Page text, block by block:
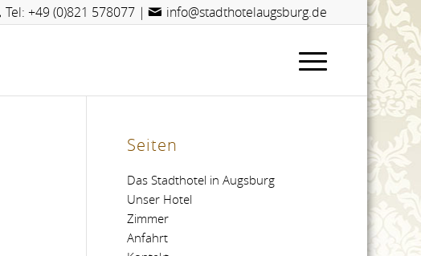
Tel: +49 (0)821 578077 | info@stadthotelaugsburg.de
Seiten
Das Stadthotel in Augsburg
Unser Hotel
Zimmer
Anfahrt